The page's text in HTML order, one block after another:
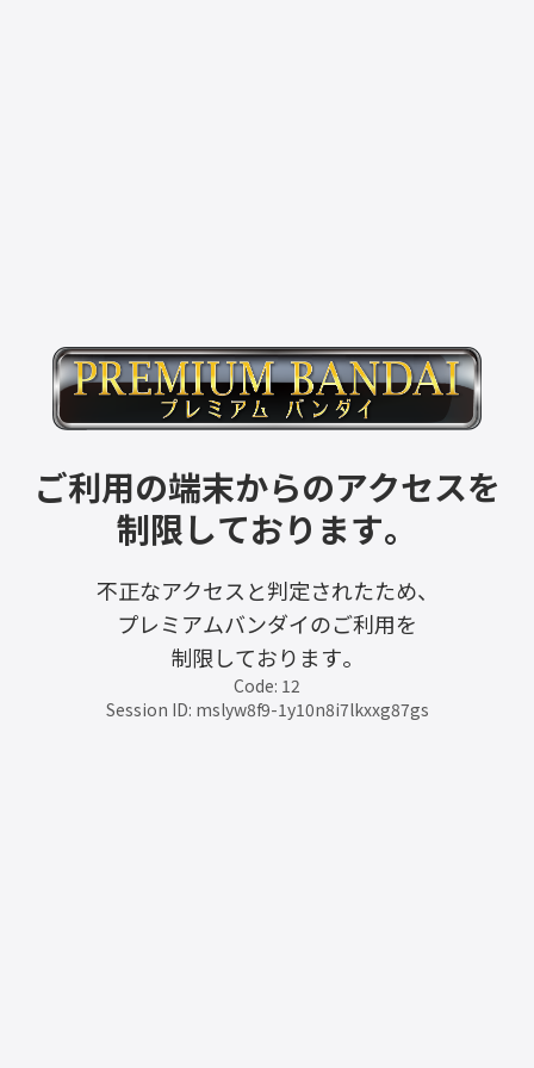
ご利用の端末からのアクセスを
制限しております。
不正なアクセスと判定されたため、
プレミアムバンダイのご利用を
制限しております。
Code: 12
Session ID: mslyw8f9-1y10n8i7lkxxg87gs